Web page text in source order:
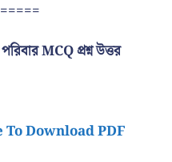
MCQ প্রশ্ন উত্তর
Download PDF